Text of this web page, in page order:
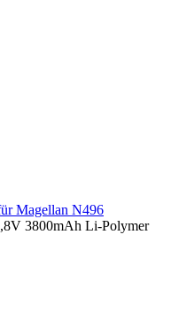
Magellan N496
3800mAh Li-Polymer